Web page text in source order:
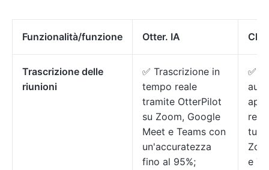
Funzionalità/funzione Otter. IA
Trascrizione delle
riunioni
✅ Trascrizione in
tempo reale
tramite OtterPilot
su Zoom, Google
Meet e Teams con
un'accuratezza
fino al 95%;
✅
tue
e